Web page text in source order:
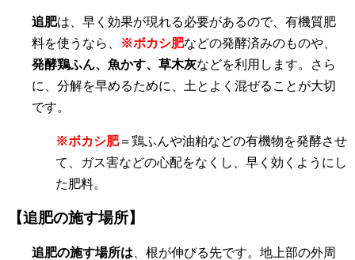
追肥は、早く効果が現れる必要があるので、有機質肥
料を使うなら、
※ボカシ肥などの発酵済みのものや、
発酵鶏ふん、魚かす、草木灰などを利用します。さら
に、分解を早めるために、土とよく混ぜることが大切
です。
※ボカシ肥＝鶏ふんや油粕などの有機物を発酵させ
て、ガス害などの心配をなくし、早く効くようにし
た肥料。
【追肥の施す場所】
追肥の施す場所は 、根が伸びる先です。地上部の外周